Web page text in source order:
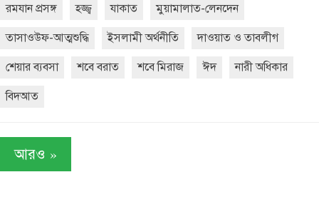
রমযান প্রসঙ্গ হজ্জ্ব যাকাত মুয়ামালাত-লেনদেন
তাসাওউফ-আত্মশুদ্ধি ইসলামী অর্থনীতি দাওয়াত ও তাবলীগ
শেয়ার ব্যবসা শবে বরাত শবে মিরাজ ঈদ নারী অধিকার
বিদআত
আরও »